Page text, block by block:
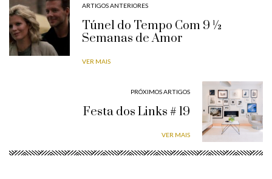
ARTIGOS ANTERIORES
Túnel do Tempo Com 9 ½
Semanas de Amor
VER MAIS
PRÓXIMOS ARTIGOS
Festa dos Links # 19
VER MAIS